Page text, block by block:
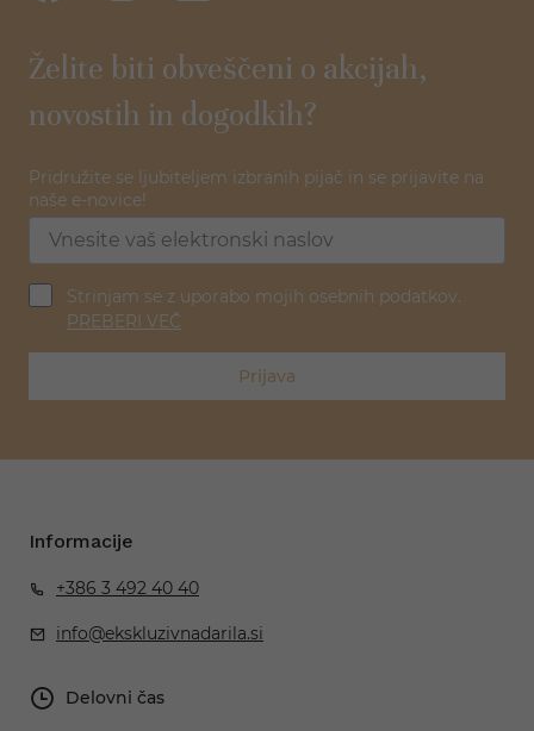
Želite biti obveščeni o akcijah,
novostih in dogodkih?
Pridružite se ljubiteljem izbranih pijač in se prijavite na
naše e-novice!
Strinjam se z uporabo mojih osebnih podatkov.
PREBERI VEČ
Prijava
Informacije
+386 3 492 40 40
info@ekskluzivnadarila.si
Delovni čas